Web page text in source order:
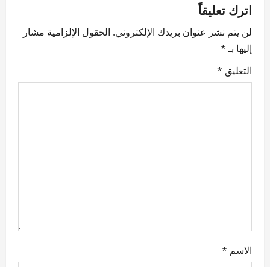
i
g
a
اترك تعليقاً
لن يتم نشر عنوان بريدك الإلكتروني. الحقول الإلزامية مشار
إليها بـ*
التعليق *
الاسم *